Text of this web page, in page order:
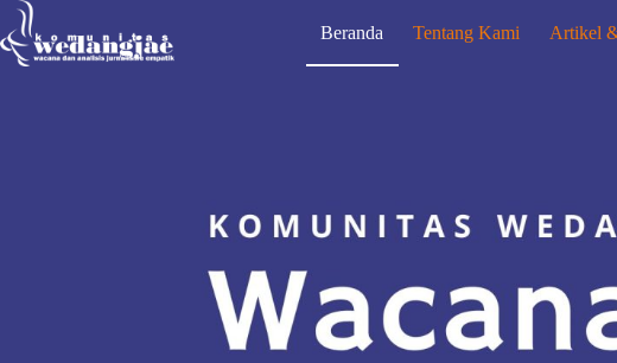
Beranda Tentang Kami Artikel